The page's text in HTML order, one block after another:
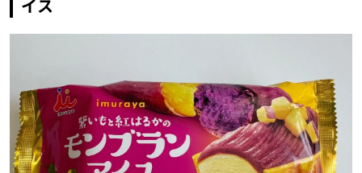
イス